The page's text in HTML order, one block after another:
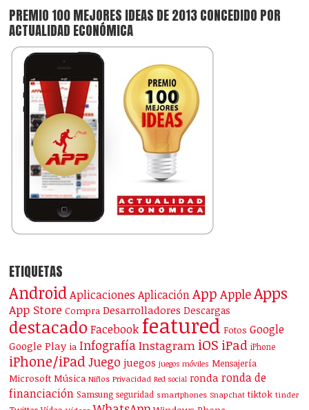
PREMIO 100 MEJORES IDEAS DE 2013 CONCEDIDO POR
ACTUALIDAD ECONÓMICA
ETIQUETAS
Android Aplicaciones Aplicación App AppleApps
App Store Compra Desarrolladores Descargas
destacado Facebook featured Fotos Google
Google Play ia Infografía Instagram iOS iPad iPhone
iPhone/iPad Juego juegos juegos móviles Mensajería
Microsoft Música Niños Privacidad Red social ronda ronda de
financiación Samsung seguridad smartphones Snapchat tiktok tinder